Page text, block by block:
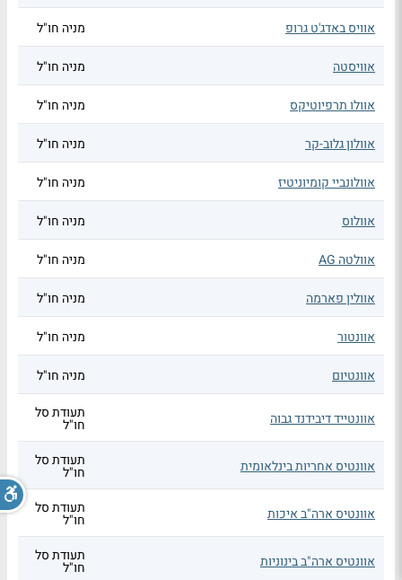
אוויס באדג'ט גרופ מניה חו"ל
אוויסטה מניה חו"ל
אוולו תרפיוטיקס מניה חו"ל
אוולון גלוב-קר מניה חו"ל
אוולונביי קומיוניטיז מניה חו"ל
אוולוס מניה חו"ל
אוולטה AG מניה חו"ל
אוולין פארמה מניה חו"ל
אוונטור מניה חו"ל
אוונטיום מניה חו"ל
אוונטייד דיבידנד גבוה תעודת סל
חו"ל
אוונטיס אחריות בינלאומית תעודת סל
חו"ל
אוונטיס ארה"ב איכות תעודת סל
חו"ל
אוונטיס ארה"ב בינוניות תעודת סל
חו"ל